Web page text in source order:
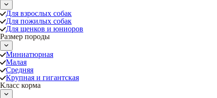
Для взрослых собак
Для пожилых собак
Для щенков и юниоров
Размер породы
Миниатюрная
Малая
Средняя
Крупная и гигантская
Класс корма